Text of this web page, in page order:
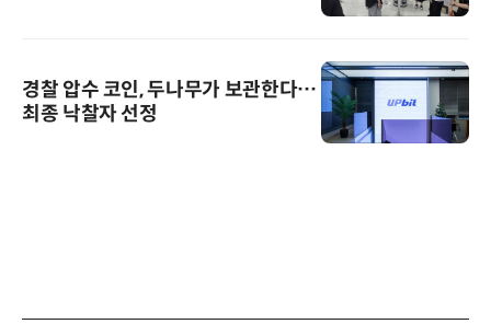
경찰 압수 코인, 두나무가 보관한다…
최종 낙찰자 선정